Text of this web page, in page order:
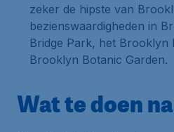
zeker de hipste van
bezienswaardigheden in
Bridge Park, het Brooklyn
Brooklyn Botanic Garden.
Wat te doen